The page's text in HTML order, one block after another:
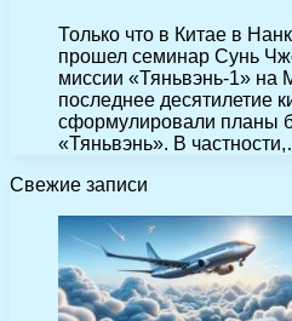
Только что в Китае в
прошел семинар Сунь
миссии «Тяньвэнь-1» на
последнее десятилетие
сформулировали планы
«Тяньвэнь». В
Свежие записи